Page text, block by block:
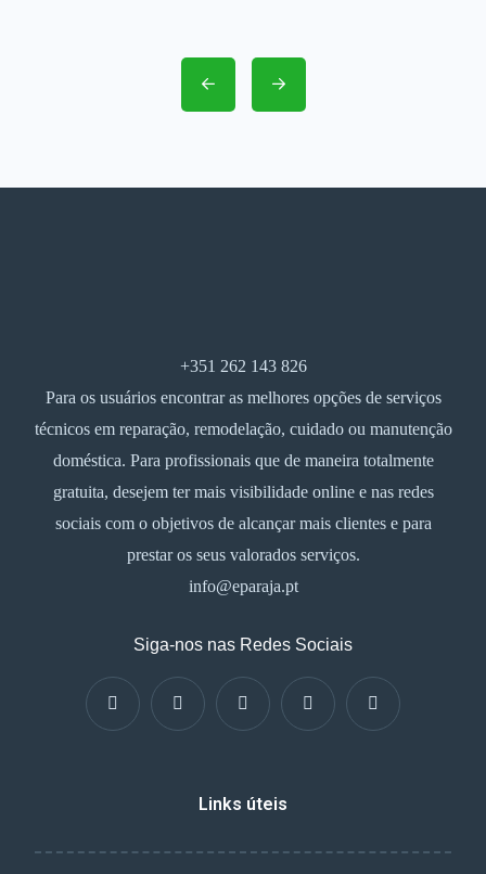
+351 262 143 826
Para os usuários encontrar as melhores opções de serviços
técnicos em reparação, remodelação, cuidado ou manutenção
doméstica. Para profissionais que de maneira totalmente
gratuita, desejem ter mais visibilidade online e nas redes
sociais com o objetivos de alcançar mais clientes e para
prestar os seus valorados serviços.
info@eparaja.pt
Siga-nos nas Redes Sociais
Links úteis